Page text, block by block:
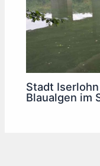
Stadt
Blaualgen im